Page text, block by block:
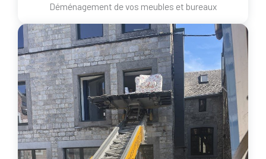
Déménagement de vos meubles et bureaux